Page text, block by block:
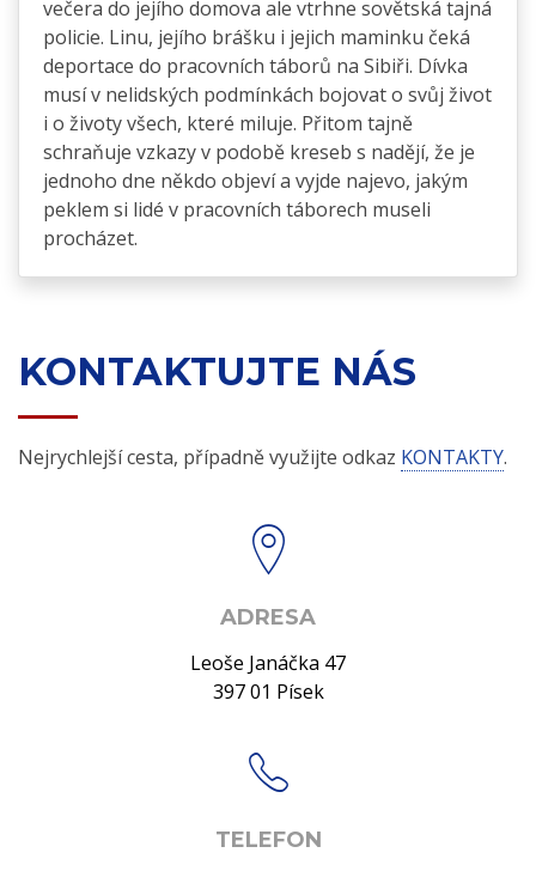
večera do jejího domova ale vtrhne sovětská tajná
policie. Linu, jejího brášku i jejich maminku čeká
deportace do pracovních táborů na Sibiři. Dívka
musí v nelidských podmínkách bojovat o svůj život
i o životy všech, které miluje. Přitom tajně
schraňuje vzkazy v podobě kreseb s nadějí, že je
jednoho dne někdo objeví a vyjde najevo, jakým
peklem si lidé v pracovních táborech museli
procházet.
KONTAKTUJTE NÁS
Nejrychlejší cesta, případně využijte odkaz KONTAKTY.
ADRESA
Leoše Janáčka 47
397 01 Písek
TELEFON